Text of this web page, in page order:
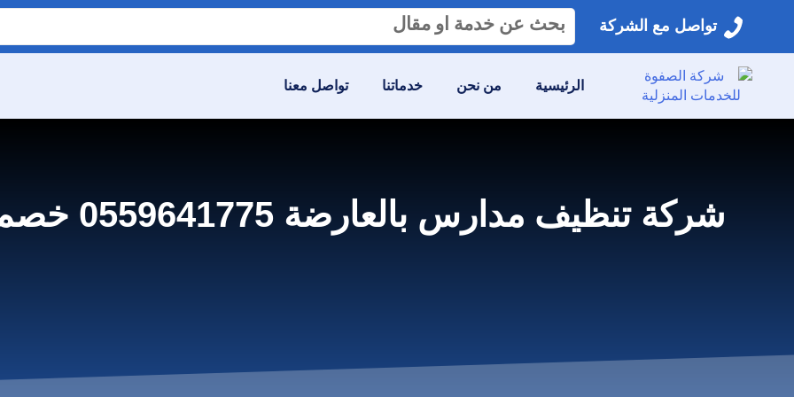
تواصل مع الشركة
البحث
عن:
الرئيسية من نحن خدماتنا تواصل معنا
شركة تنظيف مدارس بالعارضة 0559641775 خصم 40% – شركة الصفوة